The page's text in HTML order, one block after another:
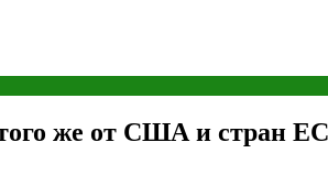
того же от США и